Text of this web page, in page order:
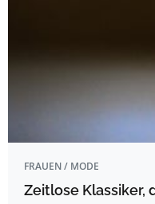
FRAUEN / MODE
Zeitlose Klassiker,